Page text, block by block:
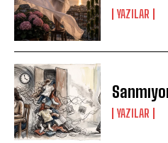
YAZILAR
YAZILAR